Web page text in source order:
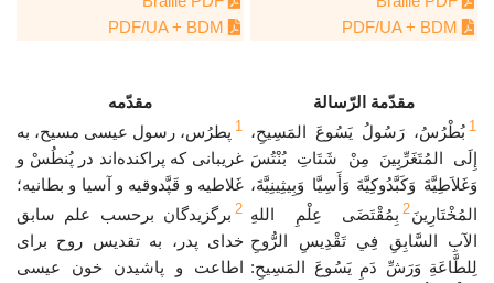
مقدّمة الرّسالة
1 بُطْرُسُ، رَسُولُ يَسُوعَ المَسِيحِ،
إِلَى المُتَغَرِّبِينَ مِنْ شَتَاتِ بُنْتُسَ
وَغَلاَطِيَّةَ وَكَبَّدُوكِيَّةَ وَأَسِيَّا وَبِيثِينِيَّةَ،
المُخْتَارِينَ2 بِمُقْتَضَى عِلْمِ اللهِ
الآبِ السَّابِقِ فِي تَقْدِيسِ الرُّوحِ
لِلطَّاعَةِ وَرَشِّ دَمِ يَسُوعَ المَسِيحِ:
مقدّمه
1 پطرُس، رسول عیسی مسیح، به
غریبانی که پراکنده‌اند در پُنطُسْ و
غَلاطیه و قَپَّدوقیه و آسیا و بطانیه؛
2 برگزیدگان برحسب علم سابق
خدای پدر، به تقدیس روح برای
اطاعت و پاشیدن خون عیسی